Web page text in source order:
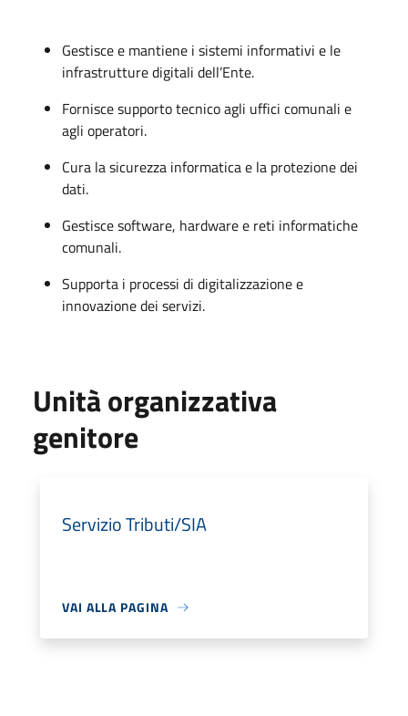
Gestisce e mantiene i sistemi informativi e le
infrastrutture digitali dell’Ente.
Fornisce supporto tecnico agli uffici comunali e
agli operatori.
Cura la sicurezza informatica e la protezione dei
dati.
Gestisce software, hardware e reti informatiche
comunali.
Supporta i processi di digitalizzazione e
innovazione dei servizi.
Unità organizzativa
genitore
Servizio Tributi/SIA
VAI ALLA PAGINA